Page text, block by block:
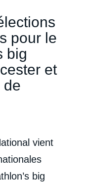
pour le
big
et
de
vient
big